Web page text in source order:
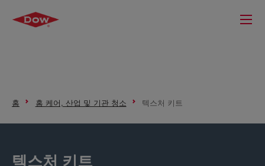
홈 홈 케어, 산업 및 기관 청소 텍스처 키트
텍스처 키트